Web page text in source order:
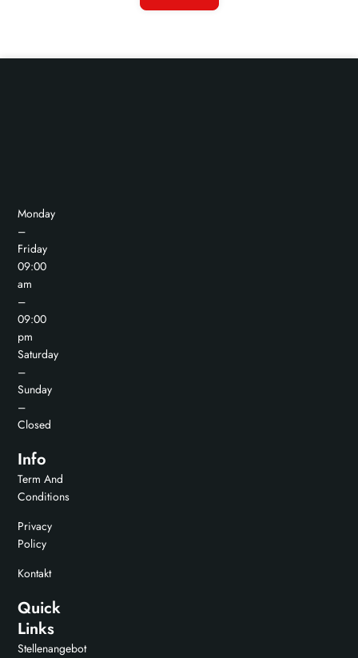
Monday
–
Friday
09:00
am
–
09:00
pm
Saturday
–
Sunday
–
Closed
Info
Term And
Conditions
Privacy
Policy
Kontakt
Quick
Links
Stellenangebot